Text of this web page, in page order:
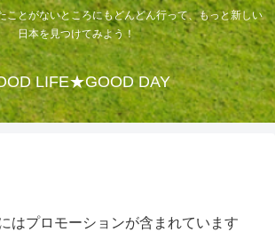
ことがないところにもどんどん行って、もっと新しい
日本を見つけてみよう！
LIFE★GOOD DAY
はプロモーションが含まれています